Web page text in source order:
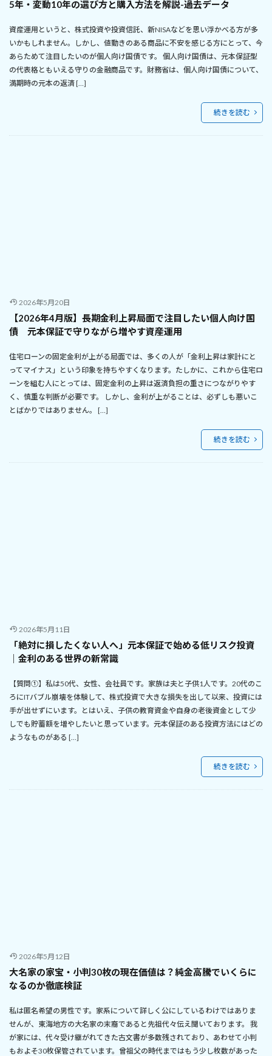
5年・変動10年の選び方と購入方法を解説-過去データ
資産運用というと、株式投資や投資信託、新NISAなどを思い浮かべる方が多
いかもしれません。しかし、値動きのある商品に不安を感じる方にとって、今
あらためて注目したいのが個人向け国債です。 個人向け国債は、元本保証型
の代表格ともいえる守りの金融商品です。財務省は、個人向け国債について、
満期時の元本の返済 […]
続きを読む
2026年5月20日
【2026年4月版】長期金利上昇局面で注目したい個人向け国
債 元本保証で守りながら増やす資産運用
住宅ローンの固定金利が上がる局面では、多くの人が「金利上昇は家計にと
ってマイナス」という印象を持ちやすくなります。たしかに、これから住宅ロ
ーンを組む人にとっては、固定金利の上昇は返済負担の重さにつながりやす
く、慎重な判断が必要です。 しかし、金利が上がることは、必ずしも悪いこ
とばかりではありません。 […]
続きを読む
2026年5月11日
「絶対に損したくない人へ」元本保証で始める低リスク投資
｜金利のある世界の新常識
【質問①】私は50代、女性、会社員です。家族は夫と子供1人です。20代のこ
ろにITバブル崩壊を体験して、株式投資で大きな損失を出して以来、投資には
手が出せずにいます。とはいえ、子供の教育資金や自身の老後資金として少
しでも貯蓄額を増やしたいと思っています。元本保証のある投資方法にはどの
ようなものがある […]
続きを読む
2026年5月12日
大名家の家宝・小判30枚の現在価値は？純金高騰でいくらに
なるのか徹底検証
私は匿名希望の男性です。家系について詳しく公にしているわけではありま
せんが、東海地方の大名家の末裔であると先祖代々伝え聞いております。 我
が家には、代々受け継がれてきた古文書が多数残されており、あわせて小判
もおよそ30枚保管されています。曾祖父の時代まではもう少し枚数があった